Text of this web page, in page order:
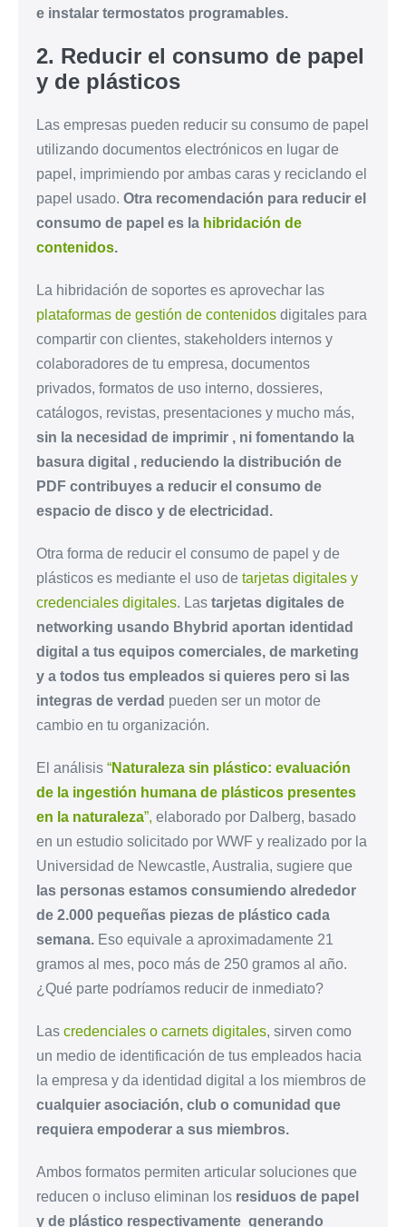
e instalar termostatos programables.
2. Reducir el consumo de papel
y de plásticos
Las empresas pueden reducir su consumo de papel
utilizando documentos electrónicos en lugar de
papel, imprimiendo por ambas caras y reciclando el
papel usado. Otra recomendación para reducir el
consumo de papel es la hibridación de
contenidos.
La hibridación de soportes es aprovechar las
plataformas de gestión de contenidos digitales para
compartir con clientes, stakeholders internos y
colaboradores de tu empresa, documentos
privados, formatos de uso interno, dossieres,
catálogos, revistas, presentaciones y mucho más,
sin la necesidad de imprimir , ni fomentando la
basura digital , reduciendo la distribución de
PDF contribuyes a reducir el consumo de
espacio de disco y de electricidad.
Otra forma de reducir el consumo de papel y de
plásticos es mediante el uso de tarjetas digitales y
credenciales digitales. Las tarjetas digitales de
networking usando Bhybrid aportan identidad
digital a tus equipos comerciales, de marketing
y a todos tus empleados si quieres pero si las
integras de verdad pueden ser un motor de
cambio en tu organización.
El análisis “Naturaleza sin plástico: evaluación
de la ingestión humana de plásticos presentes
en la naturaleza”, elaborado por Dalberg, basado
en un estudio solicitado por WWF y realizado por la
Universidad de Newcastle, Australia, sugiere que
las personas estamos consumiendo alrededor
de 2.000 pequeñas piezas de plástico cada
semana. Eso equivale a aproximadamente 21
gramos al mes, poco más de 250 gramos al año.
¿Qué parte podríamos reducir de inmediato?
Las credenciales o carnets digitales, sirven como
un medio de identificación de tus empleados hacia
la empresa y da identidad digital a los miembros de
cualquier asociación, club o comunidad que
requiera empoderar a sus miembros.
Ambos formatos permiten articular soluciones que
reducen o incluso eliminan los residuos de papel
y de plástico respectivamente generando